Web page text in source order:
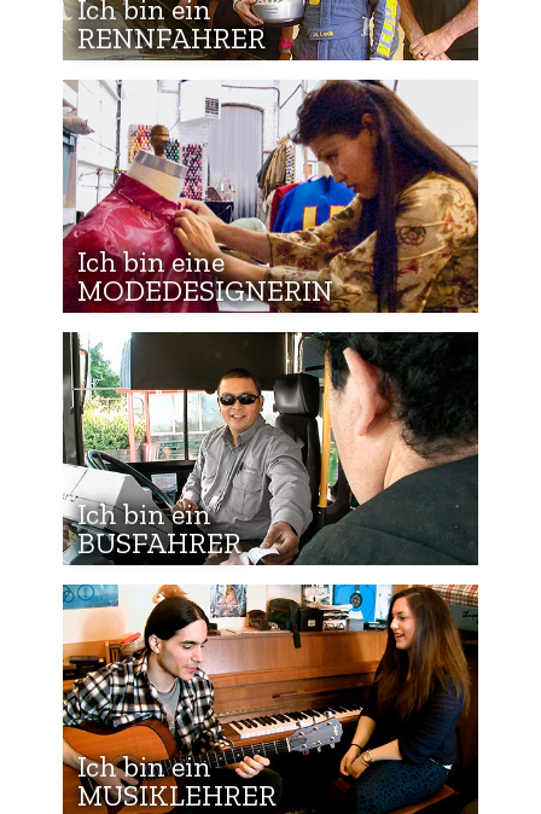
Ich bin ein
RENNFAHRER
Ich bin eine
MODEDESIGNERIN
Ich bin ein
BUSFAHRER
Ich bin ein
MUSIKLEHRER